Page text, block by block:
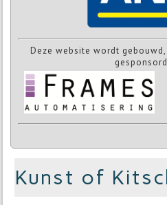
Deze website wordt
Kunst of